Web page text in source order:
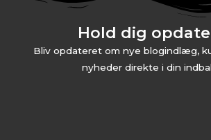
Hold dig
Bliv opdateret om nye blogindlæg,
nyheder direkte i din